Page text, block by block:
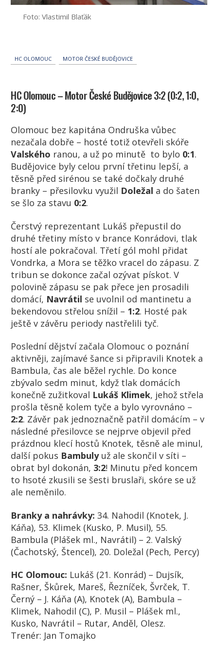
Foto: Vlastimil Blaťák
HC OLOMOUC MOTOR ČESKÉ BUDĚJOVICE
HC Olomouc – Motor České Budějovice 3:2 (0:2, 1:0,
2:0)
Olomouc bez kapitána Ondruška vůbec
nezačala dobře – hosté totiž otevřeli skóře
Valského ranou, a už po minutě to bylo 0:1.
Budějovice byly celou první třetinu lepší, a
těsně před sirénou se také dočkaly druhé
branky – přesilovku využil Doležal a do šaten
se šlo za stavu 0:2.
Čerstvý reprezentant Lukáš přepustil do
druhé třetiny místo v brance Konrádovi, tlak
hostí ale pokračoval. Třetí gól mohl přidat
Vondrka, a Mora se těžko vracel do zápasu. Z
tribun se dokonce začal ozývat pískot. V
polovině zápasu se pak přece jen prosadili
domácí, Navrátil se uvolnil od mantinetu a
bekendovou střelou snížil – 1:2. Hosté pak
ještě v závěru periody nastřelili tyč.
Poslední dějství začala Olomouc o poznání
aktivněji, zajímavé šance si připravili Knotek a
Bambula, čas ale běžel rychle. Do konce
zbývalo sedm minut, když tlak domácích
konečně zužitkoval Lukáš Klimek, jehož střela
prošla těsně kolem tyče a bylo vyrovnáno –
2:2. Závěr pak jednoznačně patřil domácím – v
následné přesilovce se nejprve objevil před
prázdnou klecí hostů Knotek, těsně ale minul,
další pokus Bambulyuž ale skončil v síti –
obrat byl dokonán, 3:2! Minutu před koncem
to hsoté zkusili se šesti bruslaři, skóre se už
ale neměnilo.
Branky a nahrávky: 34. Nahodil (Knotek, J.
Káňa), 53. Klimek (Kusko, P. Musil), 55.
Bambula (Plášek ml., Navrátil) – 2. Valský
(Čachotský, Štencel), 20. Doležal (Pech, Percy)
HC Olomouc: Lukáš (21. Konrád) – Dujsík,
Rašner, Škůrek, Mareš, Řezníček, Švrček, T.
Černý – J. Káňa (A), Knotek (A), Bambula –
Klimek, Nahodil (C), P. Musil – Plášek ml.,
Kusko, Navrátil – Rutar, Anděl, Olesz.
Trenér: Jan Tomajko